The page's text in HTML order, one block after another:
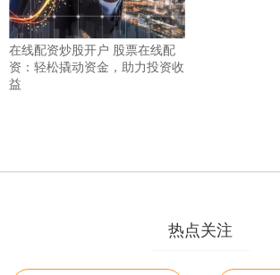
在线配资炒股开户 股票在线配
资：轻松撬动资金，助力投资收
益
热点关注